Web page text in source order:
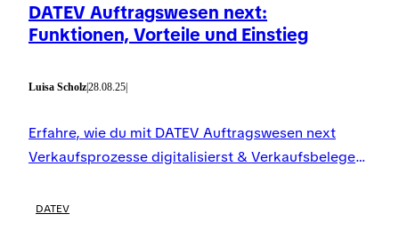
DATEV Auftragswesen next:
Funktionen, Vorteile und Einstieg
Luisa Scholz|28.08.25|
Erfahre, wie du mit DATEV Auftragswesen next
Verkaufsprozesse digitalisierst & Verkaufsbelege
Rechnungen
DATEV